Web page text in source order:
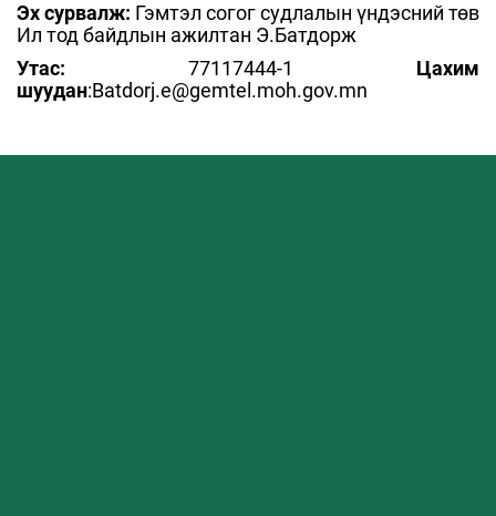
Эх сурвалж: Гэмтэл согог судлалын үндэсний төв
Ил тод байдлын ажилтан Э.Батдорж
Утас: 77117444-1 Цахим
шуудан:Batdorj.e@gemtel.moh.gov.mn